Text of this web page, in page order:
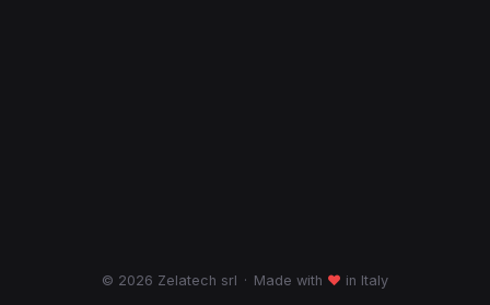
© 2026 Zelatech srl · Made with ♥ in Italy